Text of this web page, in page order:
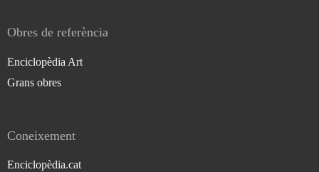
Obres de referència
Enciclopèdia Art
Grans obres
Coneixement
Enciclopèdia.cat